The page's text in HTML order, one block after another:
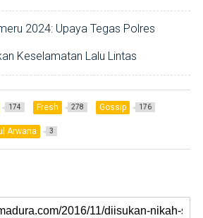
2024: Upaya Tegas Polres
Keselamatan Lalu Lintas
174 Fresh 278 Gossip 176
Arwana 3